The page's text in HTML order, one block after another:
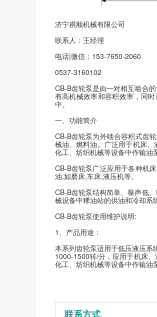
济宁祺顺机械有限公司
联系人：王经理
电话|微信：153-7650-2060
0537-3160102
CB-B齿轮泵是由一对相互啮合
有高机械效率和容积效率，同
中。
一、功能简介
CB-B齿轮泵为外啮合容积式齿
械油、燃料油。广泛用于机床、
化工、纺织机械等设备中作输油
CB-B齿轮泵广泛应用于各种机
油,如磨床,车床,液压机等。
CB-B齿轮泵结构简单、噪声低
械设备中稀油站的供油和冷却系
CB-B齿轮泵使用维护说明:
1、产品用途：
本系列齿轮泵适用于低压液压
1000-1500转/分，应用于机床
化工、纺织机械等设备中作输油
联系方式